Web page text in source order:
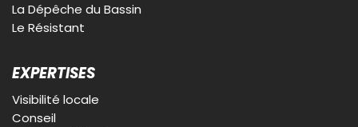
La Dépêche du Bassin
Le Résistant
EXPERTISES
Visibilité locale
Conseil